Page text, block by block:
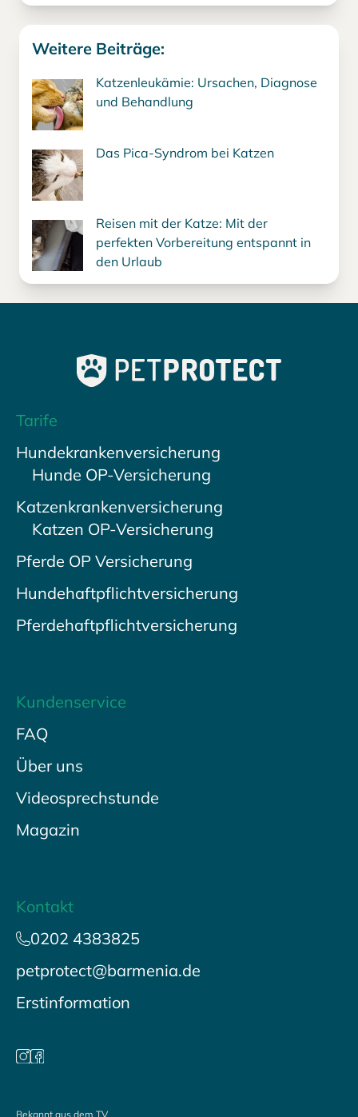
Weitere Beiträge:
Katzenleukämie: Ursachen, Diagnose
und Behandlung
Das Pica-Syndrom bei Katzen
Reisen mit der Katze: Mit der
perfekten Vorbereitung entspannt in
den Urlaub
Tarife
Hundekrankenversicherung
Hunde OP-Versicherung
Katzenkrankenversicherung
Katzen OP-Versicherung
Pferde OP Versicherung
Hundehaftpflichtversicherung
Pferdehaftpflichtversicherung
Kundenservice
FAQ
Über uns
Videosprechstunde
Magazin
Kontakt
0202 4383825
petprotect@barmenia.de
Erstinformation
Bekannt aus dem TV